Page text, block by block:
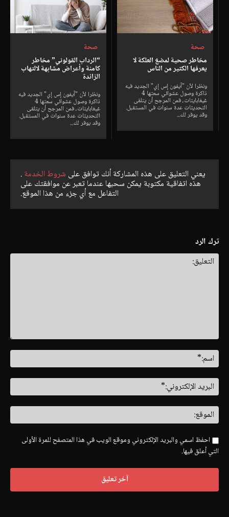
صحة
مخاطر صحية لمضغ العلكة لا
يعرفها الكثير من الناس
ونظرا لأن "آيفون إس إي" الجديد فيه
ذاكرة وصول عشوائي سعتها 4
غيغابايتات، فمن المرجح أن يتلقى
التحديثات عدة سنوات في المستقبل.
وقد يوفر لك...
صحة
“الرداب القولوني” مخاطر
كامنة وأعراض مشابهة لالتهاب
الزائدة
ونظرا لأن "آيفون إس إي" الجديد فيه
ذاكرة وصول عشوائي سعتها 4
غيغابايتات، فمن المرجح أن يتلقى
التحديثات عدة سنوات في المستقبل.
وقد يوفر لك...
يعني التعليق على هذه المشاركة أنك توافق على شروط الخدمة.
هذه اتفاقية مكتوبة يمكن سحبها عندما تعبر عن موافقتك على
التفاعل مع أي جزء من هذا الموقع.
ترك الرد
احفظ اسمي والبريد الإلكتروني وموقع الويب في هذا المتصفح للمرة الأولى
التي أعلق فيها.